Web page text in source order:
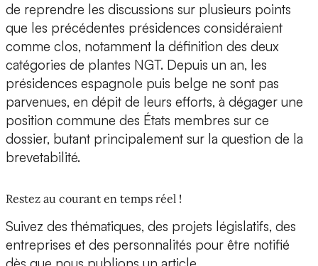
de reprendre les discussions sur plusieurs points
que les précédentes présidences considéraient
comme clos, notamment la définition des deux
catégories de plantes NGT. Depuis un an, les
présidences espagnole puis belge ne sont pas
parvenues, en dépit de leurs efforts, à dégager une
position commune des États membres sur ce
dossier, butant principalement sur la question de la
brevetabilité.
Restez au courant en temps réel !
Suivez des thématiques, des projets législatifs, des
entreprises et des personnalités pour être notifié